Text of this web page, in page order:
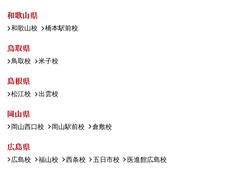
和歌山県
和歌山校 橋本駅前校
鳥取県
鳥取校 米子校
島根県
松江校 出雲校
岡山県
岡山西口校 岡山駅前校 倉敷校
広島県
広島校 福山校 西条校 五日市校 医進館広島校